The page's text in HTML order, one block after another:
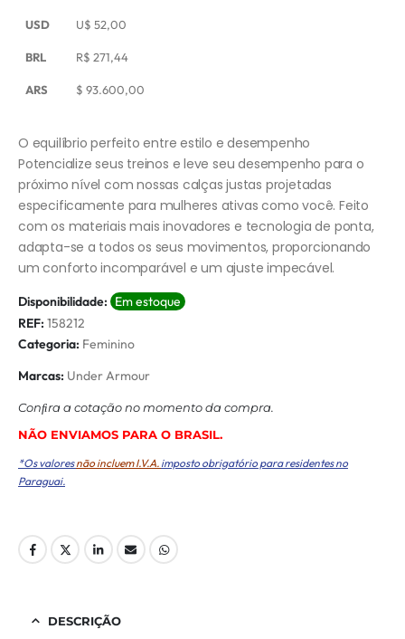
USD U$ 52,00
BRL R$ 271,44
ARS $ 93.600,00
O equilíbrio perfeito entre estilo e desempenho
Potencialize seus treinos e leve seu desempenho para o
próximo nível com nossas calças justas projetadas
especificamente para mulheres ativas como você. Feito
com os materiais mais inovadores e tecnologia de ponta,
adapta-se a todos os seus movimentos, proporcionando
um conforto incomparável e um ajuste impecável.
Disponibilidade: Em estoque
REF: 158212
Categoria: Feminino
Marcas: Under Armour
Conﬁra a cotação no momento da compra.
NÃO ENVIAMOS PARA O BRASIL.
*Os valoresnão incluem I.V.A. imposto obrigatório para residentes no
Paraguai.
DESCRIÇÃO